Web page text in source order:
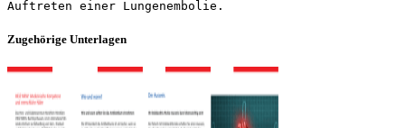
Zugehörige Unterlagen